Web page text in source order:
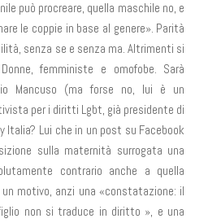
può procreare, quella maschile no, e
le coppie in base al genere». Parità
senza se e senza ma. Altrimenti si
femministe e omofobe. Sarà
Mancuso (ma forse no, lui è un
per i diritti Lgbt, già presidente di
Italia? Lui che in un post su Facebook
sulla maternità surrogata una
contrario anche a quella
motivo, anzi una «constatazione: il
non si traduce in diritto », e una